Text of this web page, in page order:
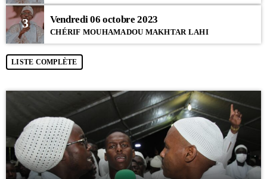
3 Vendredi 06 octobre 2023
CHÉRIF MOUHAMADOU MAKHTAR LAHI
LISTE COMPLÈTE